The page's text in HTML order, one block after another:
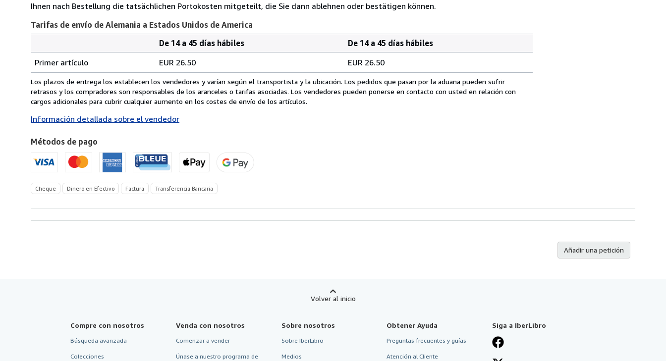
Ihnen nach Bestellung die tatsächlichen Portokosten mitgeteilt, die Sie dann ablehnen oder bestätigen können.
Tarifas de envío de Alemania a Estados Unidos de America
de
envío
de
Alemania
Estados
de
America
pedido
De 14 a 45 días hábiles
De 14 a 45 días hábiles
Primer artículo
EUR 26.50 EUR 26.50
Los plazos de entrega los establecen los vendedores y varían según el transportista y la ubicación. Los pedidos que pasan por la aduana pueden sufrir
retrasos y los compradores son responsables de los aranceles o tarifas asociadas. Los vendedores pueden ponerse en contacto con usted en relación con
cargos adicionales para cubrir cualquier aumento en los costes de envío de los artículos.
Información detallada sobre el vendedor
Métodos de pago
Cheque Dinero en Efectivo Factura Transferencia Bancaria
Añadir una petición
Volver al inicio
Compre con nosotros
Búsqueda avanzada
Colecciones
Venda con nosotros
Comenzar a vender
Únase a nuestro programa de
Sobre nosotros
Sobre IberLibro
Medios
Obtener Ayuda
Preguntas frecuentes y guías
Atención al Cliente
Siga a IberLibro